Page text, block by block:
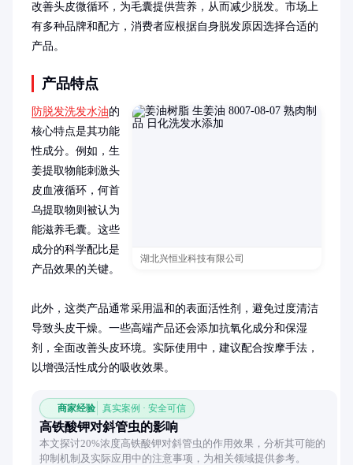
改善头皮微循环，为毛囊提供营养，从而减少脱发。市场上
有多种品牌和配方，消费者应根据自身脱发原因选择合适的
产品。
产品特点
湖北兴恒业科技有限公司
防脱发洗发水油的
核心特点是其功能
性成分。例如，生
姜提取物能刺激头
皮血液循环，何首
乌提取物则被认为
能滋养毛囊。这些
成分的科学配比是
产品效果的关键。
此外，这类产品通常采用温和的表面活性剂，避免过度清洁
导致头皮干燥。一些高端产品还会添加抗氧化成分和保湿
剂，全面改善头皮环境。实际使用中，建议配合按摩手法，
以增强活性成分的吸收效果。
商家经验 真实案例 · 安全可信
高铁酸钾对斜管虫的影响
本文探讨20%浓度高铁酸钾对斜管虫的作用效果，分析其可能的
抑制机制及实际应用中的注意事项，为相关领域提供参考。